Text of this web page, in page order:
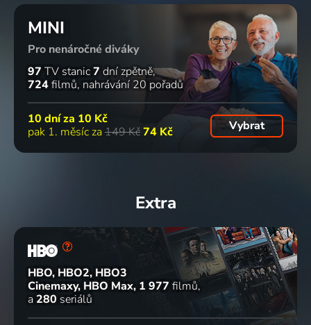
MINI
Pro nenáročné diváky
97 TV stanic7 dní zpětně
724filmů nahrávání 20 pořadů
10 dní za 10 Kč
pak 1. měsíc za 149 Kč74 Kč Vybrat
Extra
HBO, HBO2, HBO3
Cinemaxy, HBO Max 1 977 filmů
a 280 seriálů